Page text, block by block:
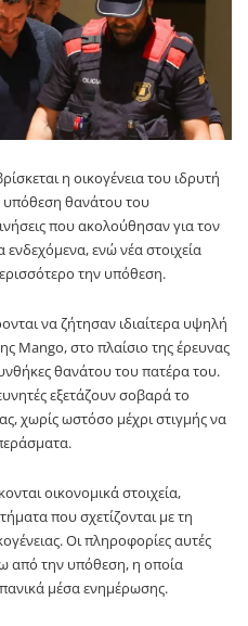
η οικογένεια του ιδρυτή
υπόθεση θανάτου του
που ακολούθησαν για τον
ενδεχόμενα, ενώ νέα στοιχεία
την υπόθεση.
να ζήτησαν ιδιαίτερα υψηλή
Mango, στο πλαίσιο της έρευνας
θανάτου του πατέρα του.
εξετάζουν σοβαρά το
χωρίς ωστόσο μέχρι στιγμής να
οικονομικά στοιχεία,
που σχετίζονται με τη
Οι πληροφορίες αυτές
από την υπόθεση, η οποία
μέσα ενημέρωσης.